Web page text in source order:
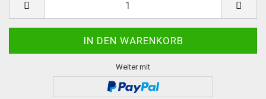
Weiter mit